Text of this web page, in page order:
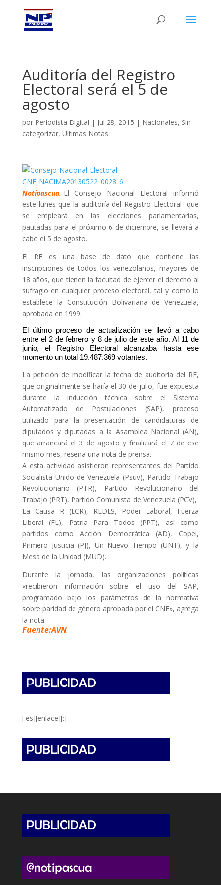
Auditoría del Registro
Electoral será el 5 de
agosto
por Periodista Digital | Jul 28, 2015 | Nacionales, Sin
categorizar, Ultimas Notas
Notipascua.-El Consejo Nacional Electoral informó
este lunes que la auditoría del Registro Electoral que
se empleará en las elecciones parlamentarias,
pautadas para el próximo 6 de diciembre, se llevará a
cabo el 5 de agosto.
El RE es una base de dato que contiene las
inscripciones de todos los venezolanos, mayores de
18 años, que tienen la facultad de ejercer el derecho al
sufragio en cualquier proceso electoral, tal y como lo
establece la Constitución Bolivariana de Venezuela,
aprobada en 1999.
El último proceso de actualización se llevó a cabo
entre el 2 de febrero y 8 de julio de este año. Al 11 de
junio, el Registro Electoral alcanzaba hasta ese
momento un total 19.487.369 votantes.
La petición de modificar la fecha de auditoría del RE,
que originalmente se haría el 30 de julio, fue expuesta
durante la inducción técnica sobre el Sistema
Automatizado de Postulaciones (SAP), proceso
utilizado para la presentación de candidaturas de
diputados y diputadas a la Asamblea Nacional (AN),
que arrancará el 3 de agosto y finalizará el 7 de ese
mismo mes, reseña una nota de prensa.
A esta actividad asistieron representantes del Partido
Socialista Unido de Venezuela (Psuv), Partido Trabajo
Revolucionario (PTR), Partido Revolucionario del
Trabajo (PRT), Partido Comunista de Venezuela (PCV),
La Causa R (LCR), REDES, Poder Laboral, Fuerza
Liberal (FL), Patria Para Todos (PPT), así como
partidos como Acción Democrática (AD), Copei,
Primero Justicia (PJ), Un Nuevo Tiempo (UNT), y la
Mesa de la Unidad (MUD).
Durante la jornada, las organizaciones políticas
«recibieron información sobre el uso del SAP,
programado bajo los parámetros de la normativa
sobre paridad de género aprobada por el CNE», agrega
la nota.
Fuente:AVN
[:es][enlace][:]